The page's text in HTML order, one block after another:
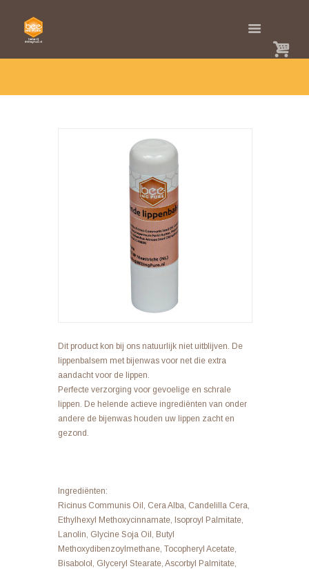
HOME
SHOP
BIJ(EN)PRODUCTEN
VERZORGENDE LIPPENBALSEM
Dit product kon bij ons natuurlijk niet uitblijven. De
lippenbalsem met bijenwas voor net die extra
aandacht voor de lippen.
Perfecte verzorging voor gevoelige en schrale
lippen. De helende actieve ingrediënten van onder
andere de bijenwas houden uw lippen zacht en
gezond.
Ingrediënten:
Ricinus Communis Oil, Cera Alba, Candelilla Cera,
Ethylhexyl Methoxycinnamate, Isoproyl Palmitate,
Lanolin, Glycine Soja Oil, Butyl
Methoxydibenzoylmethane, Tocopheryl Acetate,
Bisabolol, Glyceryl Stearate, Ascorbyl Palmitate,